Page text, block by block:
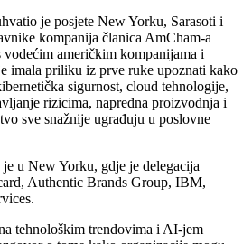
je posjete New Yorku, Sarasoti i
kompanija članica AmCham-a
američkim kompanijama i
imala priliku iz prve ruke upoznati kako
sigurnost, cloud tehnologije,
rizicima, napredna proizvodnja i
sve snažnije ugrađuju u poslovne
u New Yorku, gdje je delegacija
Authentic Brands Group, IBM,
tehnološkim trendovima i AI-jem